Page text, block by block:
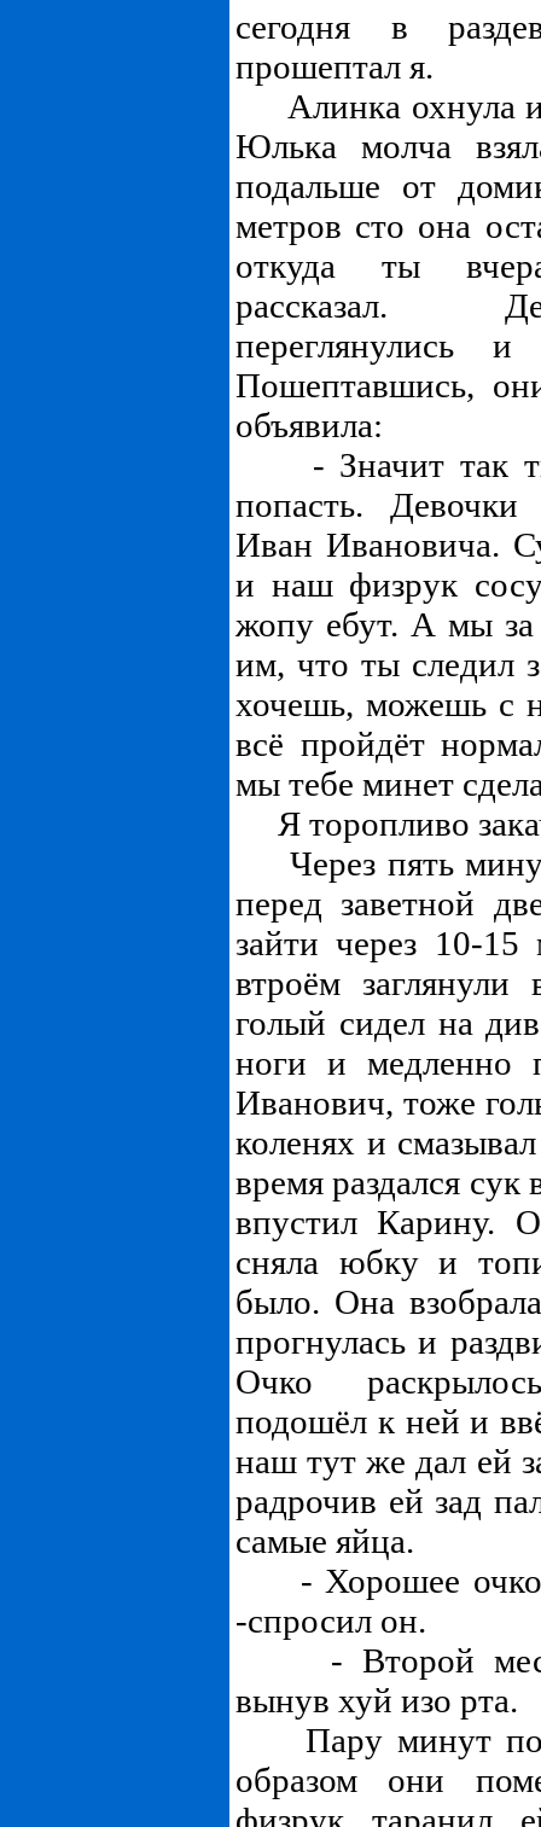
сегодня в
прошептал я.
Алинка охнула и
Юлька молча
подальше от
метров сто она
откуда ты
рассказал.
переглянулись
Пошептавшись,
объявила:
- Значит так
попасть.
Иван Ивановича.
и наш физрук
жопу ебут. А мы за
им, что ты следил
хочешь, можешь с
всё пройдёт
мы тебе минет
Я торопливо
Через пять
перед заветной
зайти через 10-
втроём
голый сидел на
ноги и медленно
Иванович, тоже
коленях и
время раздался
впустил Карину.
сняла юбку и
было. Она
прогнулась и
Очко
подошёл к ней и
наш тут же дал ей
радрочив ей зад
самые яйца.
- Хорошее очко.
-спросил он.
- Второй
вынув хуй изо рта.
Пару минут
образом они